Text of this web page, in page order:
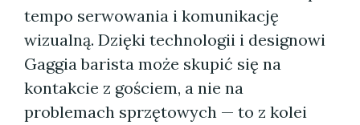
tempo serwowania i komunikację
wizualną. Dzięki technologii i designowi
Gaggia barista może skupić się na
kontakcie z gościem, a nie na
problemach sprzętowych — to z kolei